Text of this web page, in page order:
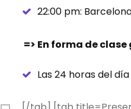
22:00 pm:
=> En forma de
Las 24 horas del